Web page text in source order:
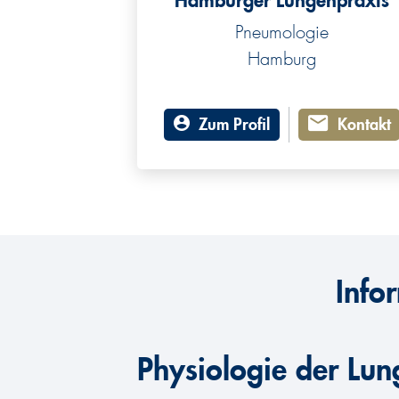
Pneumologie
Hamburg
Zum Profil Kontakt
Physiologie der